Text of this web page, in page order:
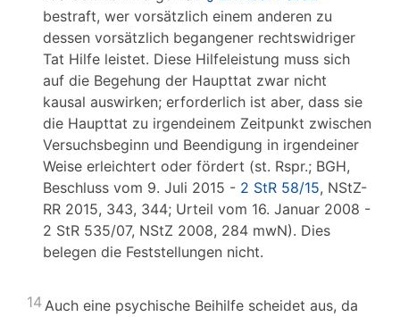
bestraft, wer vorsätzlich einem anderen zu
dessen vorsätzlich begangener rechtswidriger
Tat Hilfe leistet. Diese Hilfeleistung muss sich
auf die Begehung der Haupttat zwar nicht
kausal auswirken; erforderlich ist aber, dass sie
die Haupttat zu irgendeinem Zeitpunkt zwischen
Versuchsbeginn und Beendigung in irgendeiner
Weise erleichtert oder fördert (st. Rspr.; BGH,
Beschluss vom 9. Juli 2015 - 2 StR 58/15, NStZ-
RR 2015, 343, 344; Urteil vom 16. Januar 2008 -
2 StR 535/07, NStZ 2008, 284 mwN). Dies
belegen die Feststellungen nicht.
14 Auch eine psychische Beihilfe scheidet aus, da